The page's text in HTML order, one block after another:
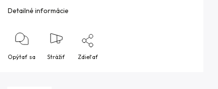
Detailné informácie
Opýtať sa Strážiť Zdieľať